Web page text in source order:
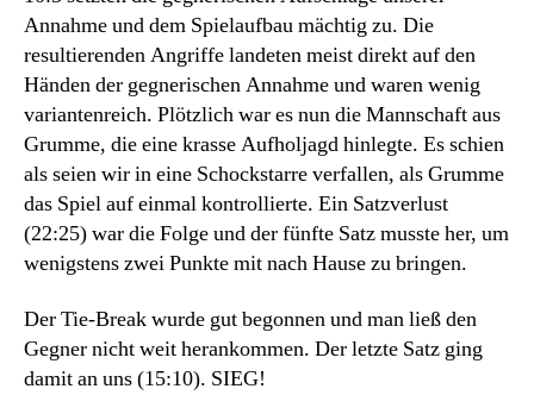
Annahme und dem Spielaufbau mächtig zu. Die
resultierenden Angriffe landeten meist direkt auf den
Händen der gegnerischen Annahme und waren wenig
variantenreich. Plötzlich war es nun die Mannschaft aus
Grumme, die eine krasse Aufholjagd hinlegte. Es schien
als seien wir in eine Schockstarre verfallen, als Grumme
das Spiel auf einmal kontrollierte. Ein Satzverlust
(22:25) war die Folge und der fünfte Satz musste her, um
wenigstens zwei Punkte mit nach Hause zu bringen.
Der Tie-Break wurde gut begonnen und man ließ den
Gegner nicht weit herankommen. Der letzte Satz ging
damit an uns (15:10). SIEG!